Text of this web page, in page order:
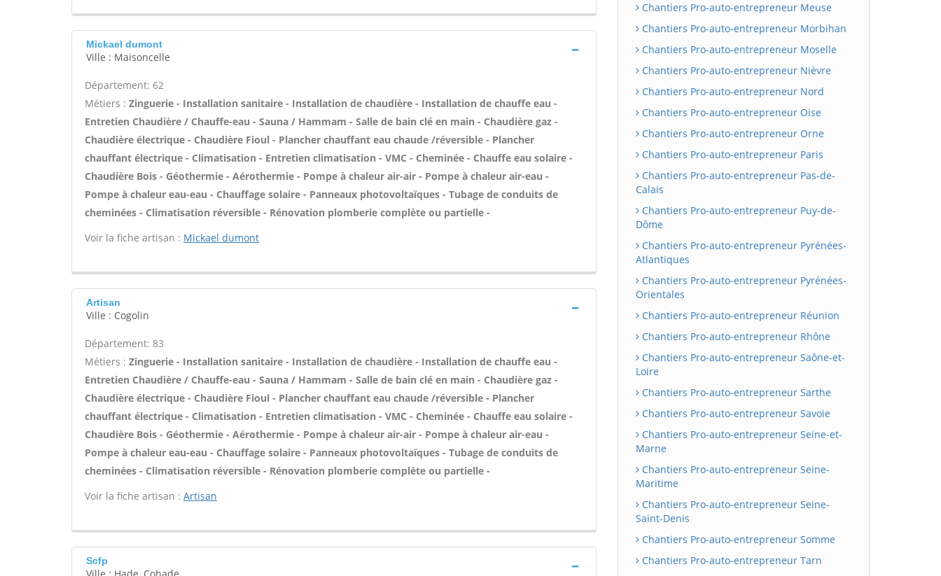
Mickael dumont
Ville : Maisoncelle
Département: 62
Métiers : Zinguerie - Installation sanitaire - Installation de chaudière - Installation de chauffe eau -
Entretien Chaudière / Chauffe-eau - Sauna / Hammam - Salle de bain clé en main - Chaudière gaz -
Chaudière électrique - Chaudière Fioul - Plancher chauffant eau chaude /réversible - Plancher
chauffant électrique - Climatisation - Entretien climatisation - VMC - Cheminée - Chauffe eau solaire -
Chaudière Bois - Géothermie - Aérothermie - Pompe à chaleur air-air - Pompe à chaleur air-eau -
Pompe à chaleur eau-eau - Chauffage solaire - Panneaux photovoltaïques - Tubage de conduits de
cheminées - Climatisation réversible - Rénovation plomberie complète ou partielle -
Voir la fiche artisan : Mickael dumont
Artisan
Ville : Cogolin
Département: 83
Métiers : Zinguerie - Installation sanitaire - Installation de chaudière - Installation de chauffe eau -
Entretien Chaudière / Chauffe-eau - Sauna / Hammam - Salle de bain clé en main - Chaudière gaz -
Chaudière électrique - Chaudière Fioul - Plancher chauffant eau chaude /réversible - Plancher
chauffant électrique - Climatisation - Entretien climatisation - VMC - Cheminée - Chauffe eau solaire -
Chaudière Bois - Géothermie - Aérothermie - Pompe à chaleur air-air - Pompe à chaleur air-eau -
Pompe à chaleur eau-eau - Chauffage solaire - Panneaux photovoltaïques - Tubage de conduits de
cheminées - Climatisation réversible - Rénovation plomberie complète ou partielle -
Voir la fiche artisan : Artisan
Scfp
Chantiers Pro-auto-entrepreneur Meuse
Chantiers Pro-auto-entrepreneur Morbihan
Chantiers Pro-auto-entrepreneur Moselle
Chantiers Pro-auto-entrepreneur Nièvre
Chantiers Pro-auto-entrepreneur Nord
Chantiers Pro-auto-entrepreneur Oise
Chantiers Pro-auto-entrepreneur Orne
Chantiers Pro-auto-entrepreneur Paris
Chantiers Pro-auto-entrepreneur Pas-de-
Calais
Chantiers Pro-auto-entrepreneur Puy-de-
Dôme
Chantiers Pro-auto-entrepreneur Pyrénées-
Atlantiques
Chantiers Pro-auto-entrepreneur Pyrénées-
Orientales
Chantiers Pro-auto-entrepreneur Réunion
Chantiers Pro-auto-entrepreneur Rhône
Chantiers Pro-auto-entrepreneur Saône-et-
Loire
Chantiers Pro-auto-entrepreneur Sarthe
Chantiers Pro-auto-entrepreneur Savoie
Chantiers Pro-auto-entrepreneur Seine-et-
Marne
Chantiers Pro-auto-entrepreneur Seine-
Maritime
Chantiers Pro-auto-entrepreneur Seine-
Saint-Denis
Chantiers Pro-auto-entrepreneur Somme
Chantiers Pro-auto-entrepreneur Tarn